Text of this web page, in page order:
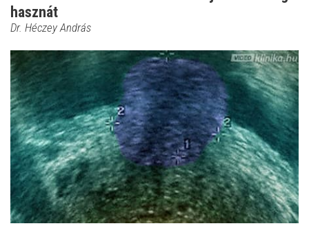
hasznát
Dr. Héczey András